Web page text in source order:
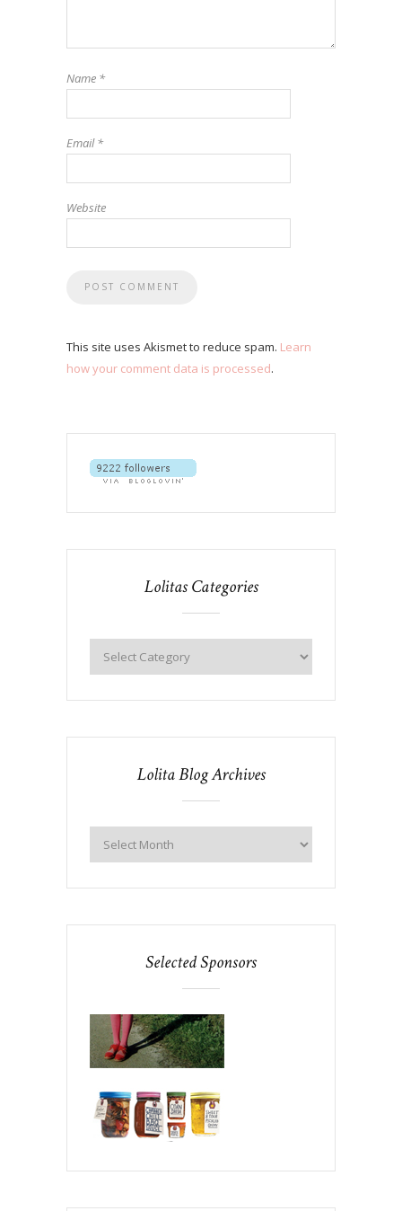
Name *
Email*
Website
This site uses Akismet to reduce spam. Learn
how your comment data is processed.
Lolitas Categories
Lolita Blog Archives
Selected Sponsors